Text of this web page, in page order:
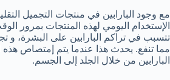
مع وجود البارابين في منتجات التجميل
الإستخدام اليومي لهذه المنتجات بمرور
تتسبب في تراكم البارابين على البشرة، و
مما تنفع. يحدث هذا عندما يتم إمتصاص هذه
البارابين من خلال الجلد إلى الجسم.